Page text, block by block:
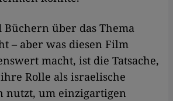
über das Thema
– aber was diesen Film
macht, ist die Tatsache,
Rolle als israelische
nutzt, um einzigartigen